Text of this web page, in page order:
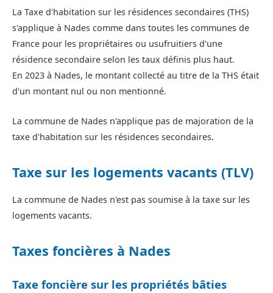
La Taxe d'habitation sur les résidences secondaires (THS)
s'applique à Nades comme dans toutes les communes de
France pour les propriétaires ou usufruitiers d'une
résidence secondaire selon les taux définis plus haut.
En 2023 à Nades, le montant collecté au titre de la THS était
d'un montant nul ou non mentionné.
La commune de Nades n'applique pas de majoration de la
taxe d'habitation sur les résidences secondaires.
Taxe sur les logements vacants (TLV)
La commune de Nades n'est pas soumise à la taxe sur les
logements vacants.
Taxes foncières à Nades
Taxe foncière sur les propriétés bâties